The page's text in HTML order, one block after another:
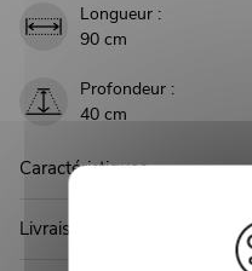
Longueur :
90 cm
Profondeur :
40 cm
Caractéristiques
Livraison